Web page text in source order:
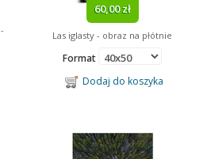
60,00 zł
Las iglasty - obraz na płótnie
Format
Dodaj do koszyka